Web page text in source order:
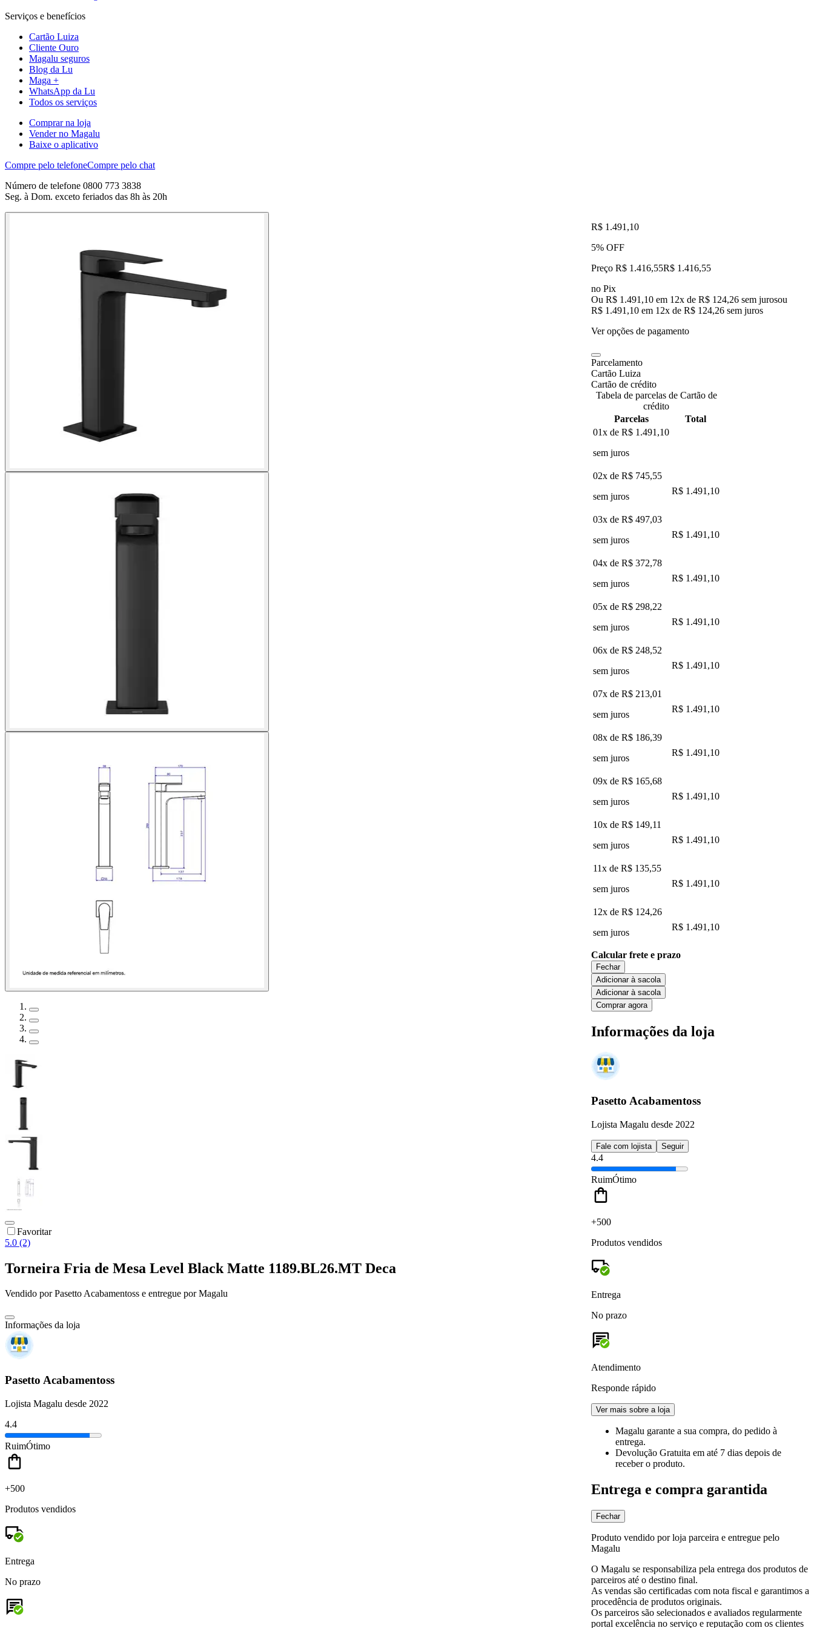
Serviços e benefícios
Cartão Luiza
Cliente Ouro
Magalu seguros
Blog da Lu
Maga +
WhatsApp da Lu
Todos os serviços
Comprar na loja
Vender no Magalu
Baixe o aplicativo
Compre pelo telefoneCompre pelo chat
Número de telefone 0800 773 3838
Seg. à Dom. exceto feriados das 8h às 20h
Favoritar
5.0 (2)
Torneira Fria de Mesa Level Black Matte 1189.BL26.MT Deca
Vendido porPasetto Acabamentoss e entregue por Magalu
Informações da loja
Pasetto Acabamentoss
Lojista Magalu desde 2022
4.4
RuimÓtimo
+500
Produtos vendidos
Entrega
No prazo
R$ 1.491,10
5% OFF
Preço R$ 1.416,55R$ 1.416,55
no Pix
Ou R$ 1.491,10 em 12x de R$ 124,26 sem jurosou
R$ 1.491,10 em 12x de R$ 124,26 sem juros
Ver opções de pagamento
Parcelamento
Cartão Luiza
Cartão de crédito
Tabela de parcelas de Cartão de
crédito
Parcelas
Total
01x de R$ 1.491,10
sem juros
02x de R$ 745,55
sem juros
R$ 1.491,10
03x de R$ 497,03
sem juros
R$ 1.491,10
04x de R$ 372,78
sem juros
R$ 1.491,10
05x de R$ 298,22
sem juros
R$ 1.491,10
06x de R$ 248,52
sem juros
R$ 1.491,10
07x de R$ 213,01
sem juros
R$ 1.491,10
08x de R$ 186,39
sem juros
R$ 1.491,10
09x de R$ 165,68
sem juros
R$ 1.491,10
10x de R$ 149,11
sem juros
R$ 1.491,10
11x de R$ 135,55
sem juros
R$ 1.491,10
12x de R$ 124,26
sem juros
R$ 1.491,10
Calcular frete e prazo
Fechar
Adicionar à sacola
Adicionar à sacola
Comprar agora
Informações da loja
Pasetto Acabamentoss
Lojista Magalu desde 2022
Fale com lojista Seguir
4.4
RuimÓtimo
+500
Produtos vendidos
Entrega
No prazo
Atendimento
Responde rápido
Ver mais sobre a loja
Magalu garante a sua compra, do pedido à
entrega.
Devolução Gratuita em até 7 dias depois de
receber o produto.
Entrega e compra garantida
Fechar
Produto vendido por loja parceira e entregue pelo
Magalu
O Magalu se responsabiliza pela entrega dos produtos de
parceiros até o destino final.
As vendas são certificadas com nota fiscal e garantimos a
procedência de produtos originais.
Os parceiros são selecionados e avaliados regularmente
portal excelência no serviço e reputação com os clientes